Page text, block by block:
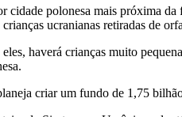
cidade polonesa mais próxima
ucranianas retiradas de
haverá crianças muito
criar um fundo de 1,75